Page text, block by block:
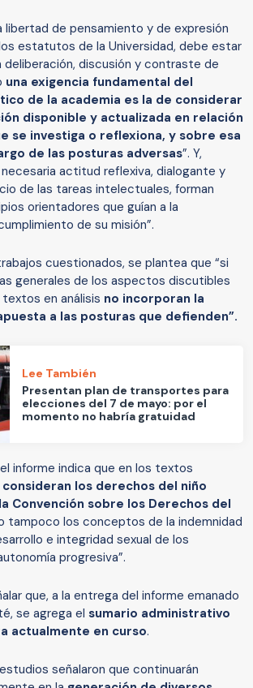
libertad de pensamiento y de expresión
estatutos de la Universidad, debe estar
deliberación, discusión y contraste de
una exigencia fundamental del
de la academia es la de considerar
disponible y actualizada en relación
se investiga o reflexiona, y sobre esa
de las posturas adversas”. Y,
actitud reflexiva, dialogante y
de las tareas intelectuales, forman
orientadores que guían a la
de su misión”.
cuestionados, se plantea que “si
generales de los aspectos discutibles
en análisis no incorporan la
a las posturas que defienden”.
Lee También
Presentan plan de transportes para
elecciones del 7 de mayo: por el
momento no habría gratuidad
informe indica que en los textos
consideran los derechos del niño
Convención sobre los Derechos del
tampoco los conceptos de la indemnidad
e integridad sexual de los
progresiva”.
que, a la entrega del informe emanado
se agrega el sumario administrativo
actualmente en curso.
señalaron que continuarán